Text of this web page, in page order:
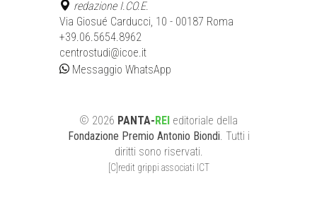
redazione I.CO.E.
Via Giosué Carducci, 10 - 00187 Roma
+39.06.5654.8962
centrostudi@icoe.it
Messaggio WhatsApp
© 2026 PANTA-REI editoriale della
Fondazione Premio Antonio Biondi . Tutti i
diritti sono riservati.
[C]redit grippi associati ICT